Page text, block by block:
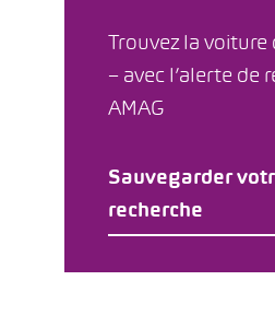
Trouvez la voiture
– avec l’alerte de
AMAG
Sauvegarder
recherche